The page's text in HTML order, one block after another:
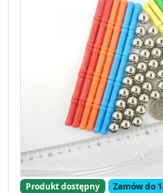
Produkt dostępny Zamów do